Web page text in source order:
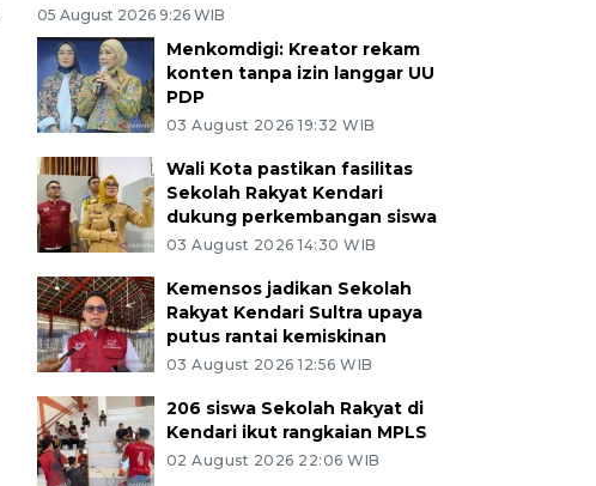
05 August 2026 9:26 WIB
Menkomdigi: Kreator rekam
konten tanpa izin langgar UU
PDP
03 August 2026 19:32 WIB
Wali Kota pastikan fasilitas
Sekolah Rakyat Kendari
dukung perkembangan siswa
03 August 2026 14:30 WIB
Kemensos jadikan Sekolah
Rakyat Kendari Sultra upaya
putus rantai kemiskinan
03 August 2026 12:56 WIB
206 siswa Sekolah Rakyat di
Kendari ikut rangkaian MPLS
02 August 2026 22:06 WIB